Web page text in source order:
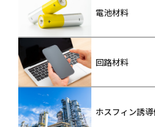
電池材料
回路材料
ホスフィン誘